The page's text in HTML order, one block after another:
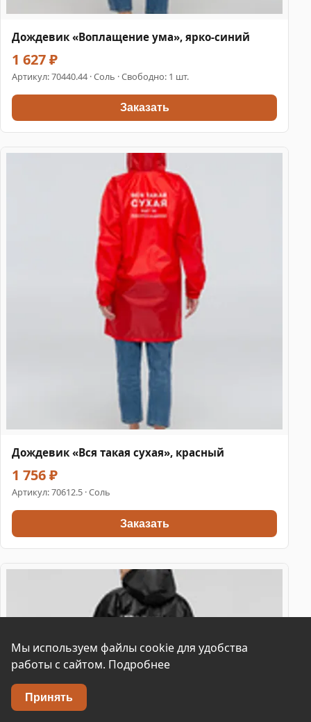
Дождевик «Воплащение ума», ярко-синий
1 627 ₽
Артикул:70440.44 · Соль · Свободно: 1 шт.
Заказать
Дождевик «Вся такая сухая», красный
1 756 ₽
Артикул:70612.5 · Соль
Заказать
Мы используем файлы cookie для удобства
работы с сайтом. Подробнее
Принять